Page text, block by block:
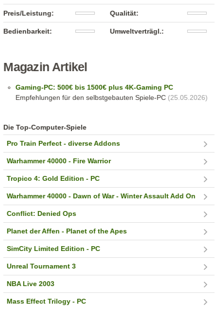
Preis/Leistung: Qualität:
Bedienbarkeit: Umweltverträgl.:
Magazin Artikel
Gaming-PC: 500€ bis 1500€ plus 4K-Gaming PC
Empfehlungen für den selbstgebauten Spiele-PC(25.05.2026)
Die Top-Computer-Spiele
Pro Train Perfect - diverse Addons
Warhammer 40000 - Fire Warrior
Tropico 4: Gold Edition - PC
Warhammer 40000 - Dawn of War - Winter Assault Add On
Conflict: Denied Ops
Planet der Affen - Planet of the Apes
SimCity Limited Edition - PC
Unreal Tournament 3
NBA Live 2003
Mass Effect Trilogy - PC